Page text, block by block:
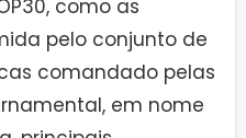
como as
pelo conjunto de
comandado pelas
em nome